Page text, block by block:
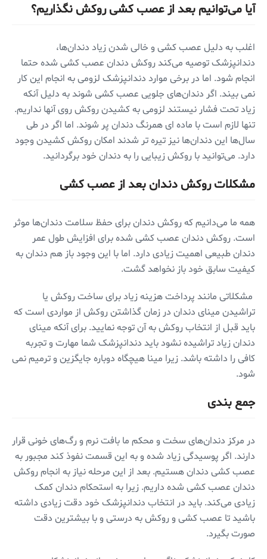
آیا می‌توانیم بعد از عصب کشی روکش نگذاریم؟
اغلب به دلیل عصب کشی و خالی شدن زیاد دندان‌ها،
دندانپزشک توصیه می‌کند روکش دندان عصب کشی شده حتما
انجام شود. اما در برخی موارد دندانپزشک لزومی به انجام این کار
نمی بیند. اگر دندان‌های جلویی عصب کشی شوند به دلیل آنکه
زیاد تحت فشار نیستند لزومی به کشیدن روکش روی آنها نداریم.
تنها لازم است با ماده ای همرنگ دندان پر شوند. اما اگر در طی
سال‌ها این دندان‌ها نیز تیره تر شدند امکان روکش کشیدن وجود
دارد. می‌توانید با روکش زیبایی را به دندان خود برگردانید.
مشکلات روکش دندان بعد از عصب کشی
همه ما می‌دانیم که روکش دندان برای حفظ سلامت دندان‌ها موثر
است. روکش دندان عصب کشی شده برای افزایش طول عمر
دندان طبیعی اهمیت زیادی دارد. اما با این وجود باز هم دندان به
کیفیت سابق خود باز نخواهد گشت.
مشکلاتی مانند پرداخت هزینه زیاد برای ساخت روکش یا
تراشیدن مینای دندان در زمان گذاشتن روکش از مواردی است که
باید قبل از انتخاب روکش به آن توجه نمایید. برای آنکه مینای
دندان زیاد تراشیده نشود باید دندانپزشک شما مهارت و تجربه
کافی را داشته باشد. زیرا مینا هیچگاه دوباره جایگزین و ترمیم نمی
شود.
جمع بندی
در مرکز دندان‌های سخت و محکم ما بافت نرم و رگ‌های خونی قرار
دارند. اگر پوسیدگی زیاد شده و به این قسمت نفوذ کند مجبور به
عصب کشی دندان هستیم. بعد از این مرحله نیاز به انجام روکش
دندان عصب کشی شده داریم. زیرا به استحکام دندان کمک
زیادی می‌کند. باید در انتخاب دندانپزشک خود دقت زیادی داشته
باشید تا عصب کشی و روکش به درستی و با بیشترین دقت
صورت بگیرد.